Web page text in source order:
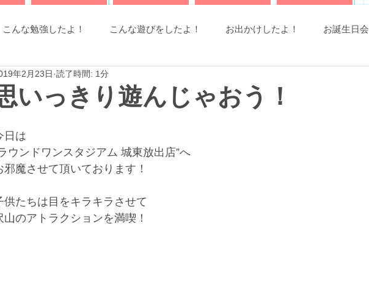
こんな勉強したよ！ こんな遊びをしたよ！ お出かけしたよ！ お誕生日会
イベント 各種教室での様子
いっきり遊んじゃおう！
年2月23日 読了時間: 1分
日は
ウンドワンスタジアム 城東放出店”へ
邪魔させて頂いております！
供たちは目をキラキラさせて
山のアトラクションを満喫！